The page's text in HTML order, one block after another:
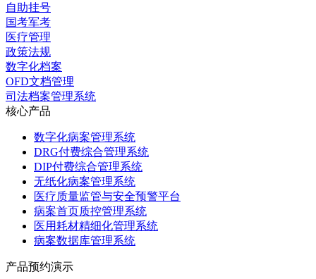
自助挂号
国考军考
医疗管理
政策法规
数字化档案
OFD文档管理
司法档案管理系统
核心产品
数字化病案管理系统
DRG付费综合管理系统
DIP付费综合管理系统
无纸化病案管理系统
医疗质量监管与安全预警平台
病案首页质控管理系统
医用耗材精细化管理系统
病案数据库管理系统
产品预约演示